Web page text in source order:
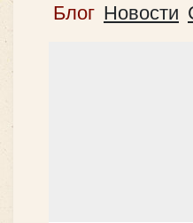
Блог Новости